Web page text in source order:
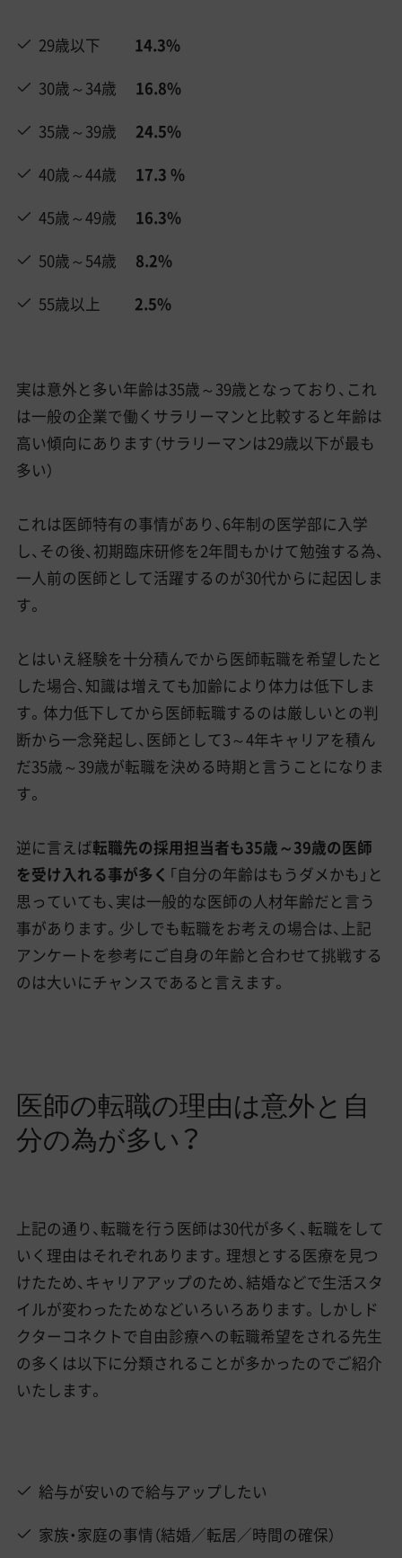
29歳以下 14.3%
30歳～34歳 16.8%
35歳～39歳 24.5%
40歳～44歳 17.3 %
45歳～49歳 16.3%
50歳～54歳 8.2%
55歳以上 2.5%
実は意外と多い年齢は35歳～39歳となっており、これ
は一般の企業で働くサラリーマンと比較すると年齢は
高い傾向にあります（サラリーマンは29歳以下が最も
多い）
これは医師特有の事情があり、6年制の医学部に入学
し、その後、初期臨床研修を2年間もかけて勉強する為、
一人前の医師として活躍するのが30代からに起因しま
す。
とはいえ経験を十分積んでから医師転職を希望したと
した場合、知識は増えても加齢により体力は低下しま
す。体力低下してから医師転職するのは厳しいとの判
断から一念発起し、医師として3～4年キャリアを積ん
だ35歳～39歳が転職を決める時期と言うことになりま
す。
逆に言えば転職先の採用担当者も35歳～39歳の医師
を受け入れる事が多く 「自分の年齢はもうダメかも」と
思っていても、実は一般的な医師の人材年齢だと言う
事があります。少しでも転職をお考えの場合は、上記
アンケートを参考にご自身の年齢と合わせて挑戦する
のは大いにチャンスであると言えます。
医師の転職の理由は意外と自
分の為が多い？
上記の通り、転職を行う医師は30代が多く、転職をして
いく理由はそれぞれあります。理想とする医療を見つ
けたため、キャリアアップのため、結婚などで生活スタ
イルが変わったためなどいろいろあります。しかしド
クターコネクトで自由診療への転職希望をされる先生
の多くは以下に分類されることが多かったのでご紹介
いたします。
給与が安いので給与アップしたい
家族・家庭の事情（結婚／転居／時間の確保）